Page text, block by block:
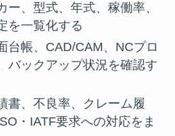
ー、型式、年式、稼働率、
を一覧化する
台帳、CAD/CAM、NCプロ
バックアップ状況を確認す
書、不良率、クレーム履
・IATF要求への対応をま